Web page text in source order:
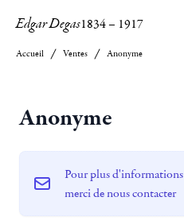
Edgar Degas1834– 1917
Accueil Ventes Anonyme
Anonyme
Pour plus
merci de nous contacter